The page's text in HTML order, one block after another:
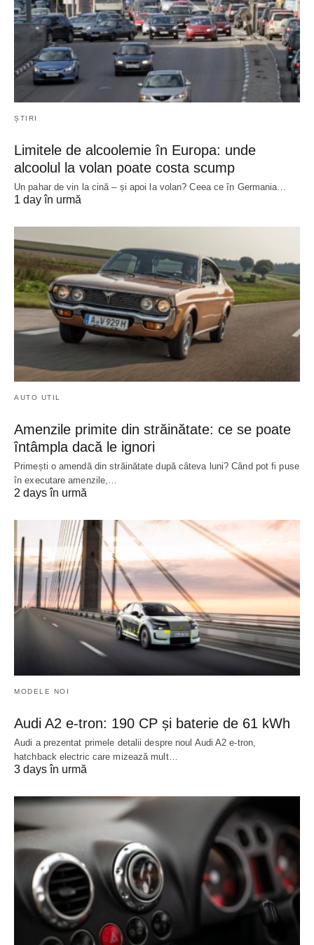
ȘTIRI
Limitele de alcoolemie în Europa: unde
alcoolul la volan poate costa scump
Un pahar de vin la cină – și apoi la volan? Ceea ce în Germania…
1 day în urmă
AUTO UTIL
Amenzile primite din străinătate: ce se poate
întâmpla dacă le ignori
Primești o amendă din străinătate după câteva luni? Când pot fi puse
în executare amenzile,…
2 days în urmă
MODELE NOI
Audi A2 e-tron: 190 CP și baterie de 61 kWh
Audi a prezentat primele detalii despre noul Audi A2 e-tron,
hatchback electric care mizează mult…
3 days în urmă